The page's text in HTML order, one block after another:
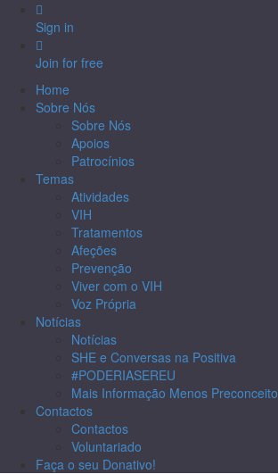
Sign in
Join for free
Home
Sobre Nós
Sobre Nós
Apoios
Patrocínios
Temas
Atividades
VIH
Tratamentos
Afeções
Prevenção
Viver com o VIH
Voz Própria
Notícias
Notícias
SHE e Conversas na Positiva
#PODERIASEREU
Mais Informação Menos Preconceito
Contactos
Contactos
Voluntariado
Faça o seu Donativo!